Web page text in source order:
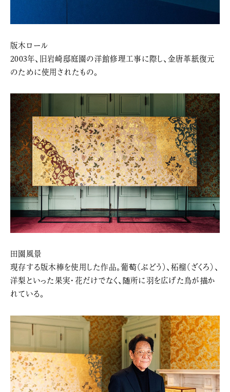
版木ロール
2003年、旧岩崎邸庭園の洋館修理工事に際し、金唐革紙復元
のために使用されたもの。
田園風景
現存する版木棒を使用した作品。葡萄（ぶどう）、柘榴（ざくろ）、
洋梨といった果実・花だけでなく、随所に羽を広げた鳥が描か
れている。